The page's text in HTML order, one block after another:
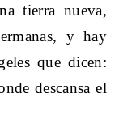
tierra nueva,
y hay
que dicen:
descansa el